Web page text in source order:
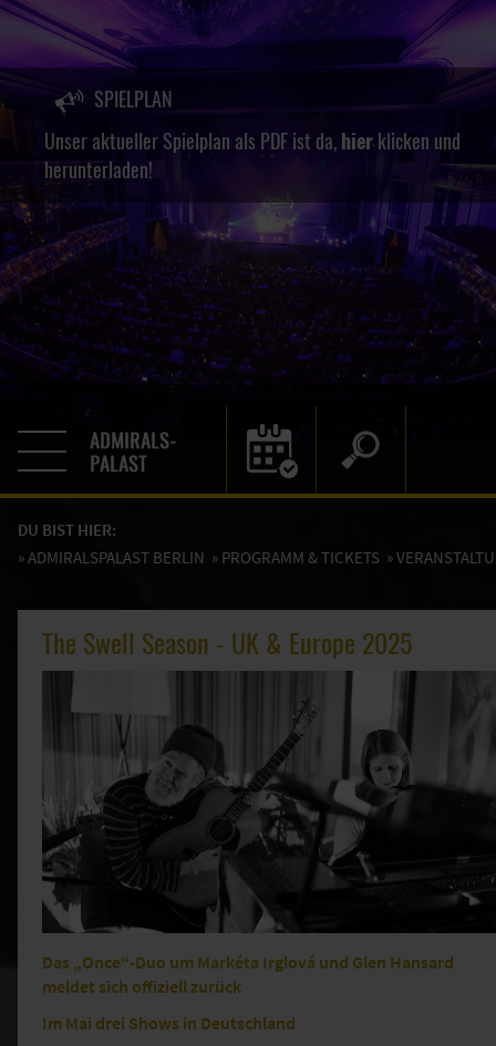
SPIELPLAN
Unser aktueller Spielplan als PDF ist da,hierklicken und
herunterladen!
DU BIST HIER:
»ADMIRALSPALAST BERLIN » PROGRAMM & TICKETS »
The Swell Season - UK & Europe 2025
Das „Once“-Duo um Markéta Irglová und Glen Hansard
meldet sich offiziell zurück
Im Mai drei Shows in Deutschland